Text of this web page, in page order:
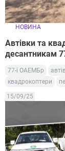
НОВИНА
Автівки та
десантникам
77-ї ОАЕМБр
квадрокоптери
15/09/25